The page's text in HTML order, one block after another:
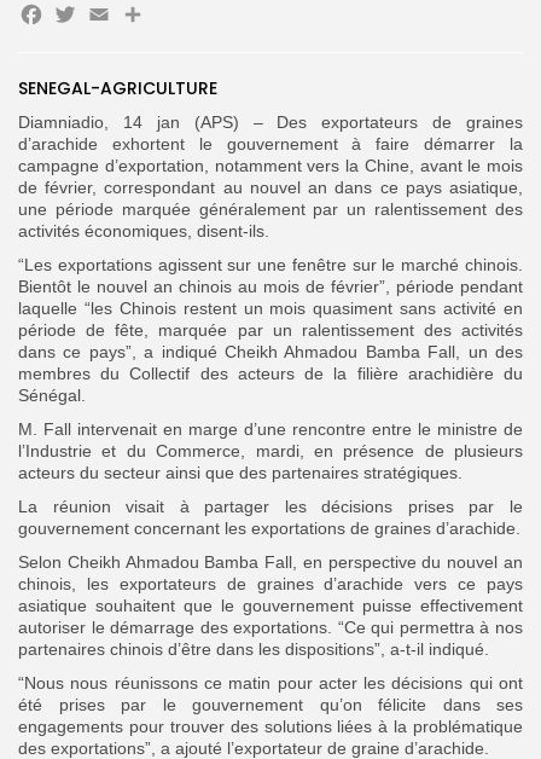
for:
FR
SENEGAL-AGRICULTURE
Diamniadio, 14 jan (APS) – Des exportateurs de graines
d’arachide exhortent le gouvernement à faire démarrer la
campagne d’exportation, notamment vers la Chine, avant le mois
de février, correspondant au nouvel an dans ce pays asiatique,
une période marquée généralement par un ralentissement des
activités économiques, disent-ils.
“Les exportations agissent sur une fenêtre sur le marché chinois.
Bientôt le nouvel an chinois au mois de février”, période pendant
laquelle “les Chinois restent un mois quasiment sans activité en
période de fête, marquée par un ralentissement des activités
dans ce pays”, a indiqué Cheikh Ahmadou Bamba Fall, un des
membres du Collectif des acteurs de la filière arachidière du
Sénégal.
M. Fall intervenait en marge d’une rencontre entre le ministre de
l’Industrie et du Commerce, mardi, en présence de plusieurs
acteurs du secteur ainsi que des partenaires stratégiques.
La réunion visait à partager les décisions prises par le
gouvernement concernant les exportations de graines d’arachide.
Selon Cheikh Ahmadou Bamba Fall, en perspective du nouvel an
chinois, les exportateurs de graines d’arachide vers ce pays
asiatique souhaitent que le gouvernement puisse effectivement
autoriser le démarrage des exportations. “Ce qui permettra à nos
partenaires chinois d’être dans les dispositions”, a-t-il indiqué.
“Nous nous réunissons ce matin pour acter les décisions qui ont
été prises par le gouvernement qu’on félicite dans ses
engagements pour trouver des solutions liées à la problématique
des exportations”, a ajouté l’exportateur de graine d’arachide.
Facebook
Twitter
EmailPartager